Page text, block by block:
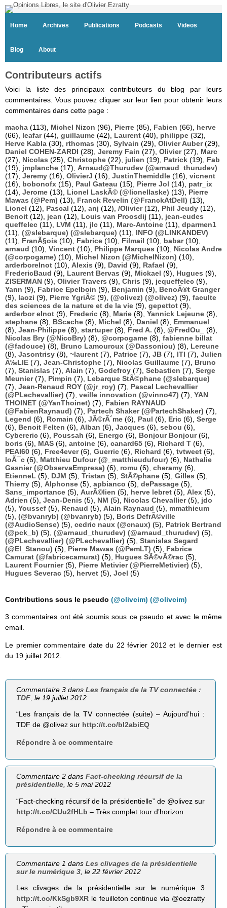
Home Archives Publications Podcasts Videos
Blog About
Contributeurs actifs
Voici la liste des principaux contributeurs du blog par leurs
commentaires. Vous pouvez cliquer sur leur lien pour obtenir leurs
commentaires dans cette page :
macha (113), Michel Nizon (96), Pierre (85), Fabien (66), herve
(66), leafar(44), guillaume (42), Laurent (40), philippe (32),
Herve Kabla (30), rthomas (30), Sylvain (29), Olivier Auber(29),
Daniel COHEN-ZARDI (28), Jeremy Fain (27), Olivier(27), Marc
(27), Nicolas (25), Christophe (22), julien (19), Patrick (19), Fab
(19), jmplanche (17), Arnaud@Thurudev (@arnaud_thurudev)
(17), Jeremy (16), OlivierJ (16), JustinThemiddle (16), vicnent
(16), bobonofx (15), Paul Gateau (15), Pierre Jol (14), patr_ix
(14), Jerome (13), Lionel LaskÃ© (@lionellaske) (13), Pierre
Mawas (@Pem) (13), Franck Revelin (@FranckAtDell) (13),
Lionel (12), Pascal (12), anj (12), /Olivier(12), Phil Jeudy (12),
Benoit (12), jean (12), Louis van Proosdij (11), jean-eudes
queffelec (11), LVM (11), jlc (11), Marc-Antoine (11), dparmen1
(11), (@slebarque) (@slebarque) (11), INFO (@LINKANDEV)
(11), FranÃ§ois (10), Fabrice (10), Filmail (10), babar(10),
arnaud (10), Vincent (10), Philippe Marques (10), Nicolas Andre
(@corpogame) (10), Michel Nizon (@MichelNizon) (10),
arderborelnot (10), Alexis (9), David (9), Rafael (9),
FredericBaud (9), Laurent Bervas (9), Mickael (9), Hugues (9),
ZISERMAN (9), Olivier Travers (9), Chris (9), jequeffelec (9),
Yann (9), Fabrice Epelboin (9), Benjamin (9), BenoÃ®t Granger
(9), laozi (9), Pierre YgriÃ© (9), (@olivez) (@olivez) (9), faculte
des sciences de la nature et de la vie (9), gepettot (9),
arderbor elnot (9), Frederic (8), Marie (8), Yannick Lejeune (8),
stephane (8), BScache (8), Michel (8), Daniel (8), Emmanuel
(8), Jean-Philippe (8), startuper(8), Fred A. (8), @FredOu_
(8),
Nicolas Bry (@NicoBry) (8), @corpogame (8), fabienne billat
(@fadouce) (8), Bruno Lamouroux (@Dassoniou) (8), Lereune
(8), Jasontrisy (8), ~laurent (7), Patrice (7), JB (7), ITI (7), Julien
Ã‰LIE (7), Jean-Christophe (7), Nicolas Guillaume (7), Bruno
(7), Stanislas (7), Alain (7), Godefroy (7), Sebastien (7), Serge
Meunier(7), Pimpin (7), Lebarque StÃ©phane (@slebarque)
(7), Jean-Renaud ROY (@jr_roy) (7), Pascal Lechevallier
(@PLechevallier) (7), veille innovation (@vinno47) (7), YAN
THOINET (@YanThoinet) (7), Fabien RAYNAUD
(@FabienRaynaud) (7), Partech Shaker (@PartechShaker) (7),
Legend (6), Romain (6), JÃ©rÃ´me (6), Paul (6), Eric (6), Serge
(6), Benoit Felten (6), Alban (6), Jacques (6), sebou (6),
Cybereric (6), Poussah (6), Energo (6), Bonjour Bonjour(6),
boris (6), MAS (6), antoine (6), canard65 (6), Richard T (6),
PEAI60 (6), Free4ever(6), Guerric (6), Richard (6), tvtweet (6),
loÃ¯c (6), Matthieu Dufour (@_matthieudufour) (6), Nathalie
Gasnier (@ObservaEmpresa) (6), romu (6), cheramy (6),
EtienneL (5), DJM (5), Tristan (5), StÃ©phane (5), Gilles (5),
Thierry (5), Alphonse (5), apbianco (5), dePassage (5),
Sans_importance (5), AurÃ©lien (5), herve lebret (5), Alex (5),
Adrien (5), Jean-Denis (5), NM (5), Nicolas Chevallier(5), jdo
(5), Youssef (5), Renaud (5), Alain Raynaud (5), mmathieum
(5), (@bvanryb) (@bvanryb) (5), Boris DefrÃ©ville
(@AudioSense) (5), cedric naux (@cnaux) (5), Patrick Bertrand
(@pck_b) (5), (@arnaud_thurudev) (@arnaud_thurudev) (5),
(@PLechevallier) (@PLechevallier) (5), Stanislas Segard
(@El_Stanou) (5), Pierre Mawas (@PemLT) (5), Fabrice
Camurat (@fabricecamurat) (5), Hugues SÃ©vÃ©rac (5),
Laurent Fournier(5), Pierre Metivier (@PierreMetivier) (5),
Hugues Severac (5), hervet (5), Joel (5)
Contributions sous le pseudo (@olivcim) (@olivcim)
3 commentaires ont été soumis sous ce pseudo et avec le même
email.
Le premier commentaire date du 22 février 2012 et le dernier est
du 19 juillet 2012.
Commentaire 3 dansLes français de la TV connectée :
TDF, le 19 juillet 2012
“Les français de la TV connectée (suite) – Aujourd’hui :
TDF de @olivez sur http://t.co/bI2abiEQ
Répondre à ce commentaire
Commentaire 2 dansFact-checking récursif de la
présidentielle, le 5 mai 2012
“Fact-checking récursif de la présidentielle” de @olivez sur
http://t.co/CUu2fHLb – Très complet tour d’horizon
Répondre à ce commentaire
Commentaire 1 dansLes clivages de la présidentielle
sur le numérique 3 , le 22 février 2012
Les clivages de la présidentielle sur le numérique 3
http://t.co/KkSgb9XR le feuilleton continue via @oezratty